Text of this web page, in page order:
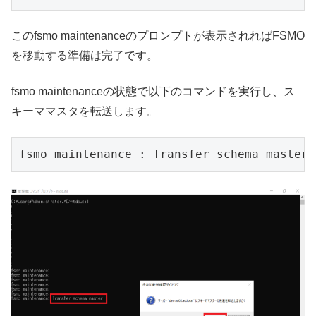
このfsmo maintenanceのプロンプトが表示されればFSMO
を移動する準備は完了です。
fsmo maintenanceの状態で以下のコマンドを実行し、ス
キーママスタを転送します。
fsmo maintenance : Transfer schema master